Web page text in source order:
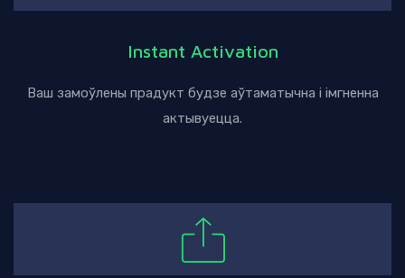
Instant Activation
Ваш замоўлены прадукт будзе аўтаматычна і імгненна
актывуецца.